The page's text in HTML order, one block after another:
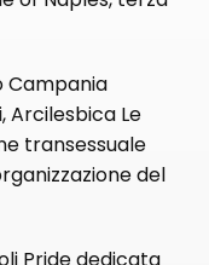
Campania
Arcilesbica Le
transessuale
del